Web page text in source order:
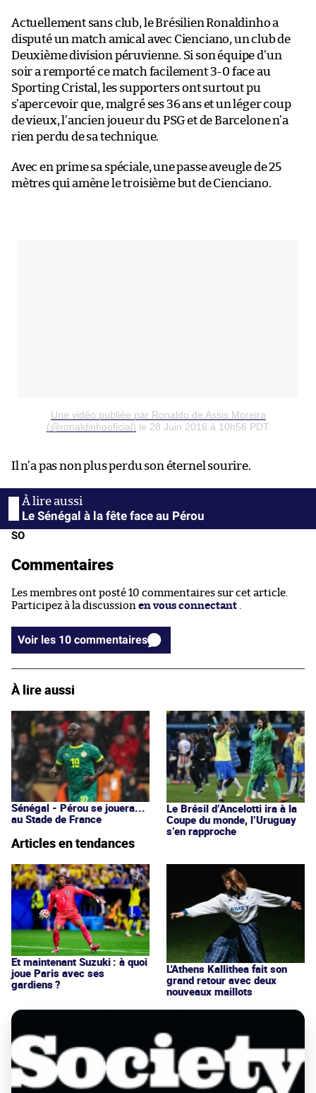
Actuellement sans club, le Brésilien Ronaldinho a
disputé un match amical avec Cienciano, un club de
Deuxième division péruvienne. Si son équipe d’un
soir a remporté ce match facilement 3-0 face au
Sporting Cristal, les supporters ont surtout pu
s’apercevoir que, malgré ses 36 ans et un léger coup
de vieux, l’ancien joueur du PSG et de Barcelone n’a
rien perdu de sa technique.
Avec en prime sa spéciale, une passe aveugle de 25
mètres qui amène le troisième but de Cienciano.
Une vidéo publiée par Ronaldo de Assis Moreira
(@ronaldinhooficial) le 28 Juin 2016 à 10h56 PDT
Il n’a pas non plus perdu son éternel sourire.
Le Sénégal à la fête face au Pérou
SO
Commentaires
Les membres ont posté 10 commentaires sur cet article.
Participez à la discussion en vous connectant .
Voir les 10 commentaires
À lire aussi
Sénégal - Pérou se jouera...
au Stade de France
Le Brésil d’Ancelotti ira à la
Coupe du monde, l’Uruguay
s’en rapproche
Articles en tendances
Et maintenant Suzuki : à quoi
joue Paris avec ses
gardiens ?
L'Athens Kallithea fait son
grand retour avec deux
nouveaux maillots